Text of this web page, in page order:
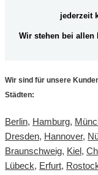
jederzeit
Wir stehen bei
Wir sind für unsere
Städten:
Berlin, Hamburg,
Dresden, Hannover,
Braunschweig, Kiel ,
Lübeck, Erfurt,